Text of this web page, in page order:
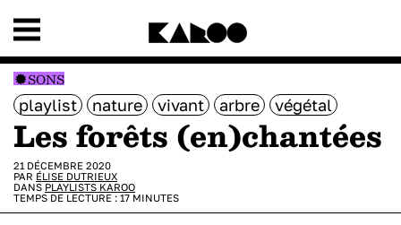
SONS
playlist nature vivant arbre végétal
Les forêts (en)chantées
21 DÉCEMBRE 2020
PAR ÉLISE DUTRIEUX
DANS PLAYLISTS KAROO
TEMPS DE LECTURE : 17 MINUTES